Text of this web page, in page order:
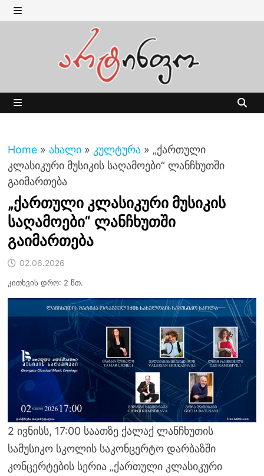
Skip
to MENU
Home » ახალი » კულტურა » „ქართული
კლასიკური მუსიკის საღამოები“ ლანჩხუთში
გაიმართება
„ქართული კლასიკური მუსიკის
საღამოები“ ლანჩხუთში
გაიმართება
02.06.2026
კითხვის დრო: 2 წთ.
2 ივნისს, 17:00 საათზე ქალაქ ლანჩხუთის
სამუსიკო სკოლის საკონცერტო დარბაზში
კონცერტების სერია „ქართული კლასიკური